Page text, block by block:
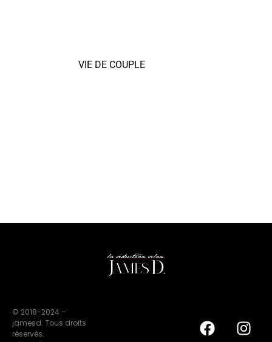
VIE DE COUPLE
© 2018-2024 –
jamesd. Tous droits
réservés.